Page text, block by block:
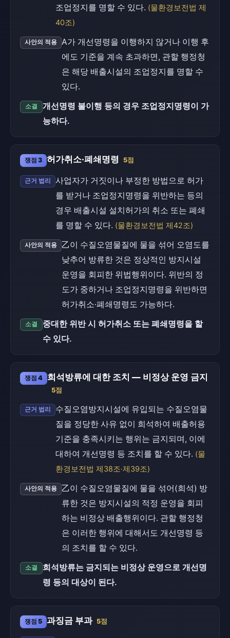
조업정지를 명할 수 있다. (물환경보전법 제
40조)
사안의 적용
A가 개선명령을 이행하지 않거나 이행 후
에도 기준을 계속 초과하면, 관할 행정청
은 해당 배출시설의 조업정지를 명할 수
있다.
소결
개선명령 불이행 등의 경우 조업정지명령이 가
능하다.
쟁점 3 허가취소·폐쇄명령 5점
근거 법리
사업자가 거짓이나 부정한 방법으로 허가
를 받거나 조업정지명령을 위반하는 등의
경우 배출시설 설치허가의 취소 또는 폐쇄
를 명할 수 있다. (물환경보전법 제42조)
사안의 적용
乙이 수질오염물질에 물을 섞어 오염도를
낮추어 방류한 것은 정상적인 방지시설
운영을 회피한 위법행위이다. 위반의 정
도가 중하거나 조업정지명령을 위반하면
허가취소·폐쇄명령도 가능하다.
소결
중대한 위반 시 허가취소 또는 폐쇄명령을 할
수 있다.
쟁점 4 희석방류에 대한 조치 — 비정상 운영 금지
5점
근거 법리
수질오염방지시설에 유입되는 수질오염물
질을 정당한 사유 없이 희석하여 배출허용
기준을 충족시키는 행위는 금지되며, 이에
대하여 개선명령 등 조치를 할 수 있다. (물
환경보전법 제38조·제39조)
사안의 적용
乙이 수질오염물질에 물을 섞어(희석) 방
류한 것은 방지시설의 적정 운영을 회피
하는 비정상 배출행위이다. 관할 행정청
은 이러한 행위에 대해서도 개선명령 등
의 조치를 할 수 있다.
소결
희석방류는 금지되는 비정상 운영으로 개선명
령 등의 대상이 된다.
쟁점 5 과징금 부과 5점